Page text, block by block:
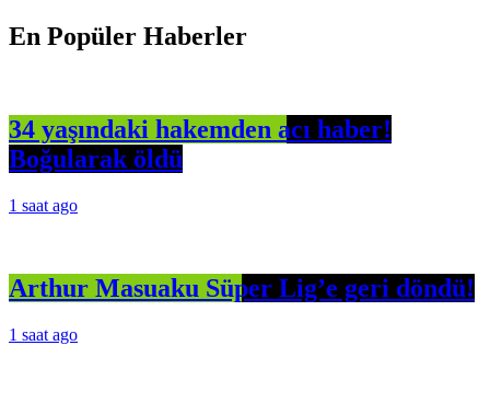
En Popüler Haberler
34 yaşındaki hakemden acı haber!
Boğularak öldü
1 saat ago
Arthur Masuaku Süper Lig’e geri döndü!
1 saat ago